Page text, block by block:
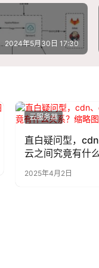
2024年5月30日 17:30
云服务器
直白疑问型，
云之间究竟有什
2025年4月2日